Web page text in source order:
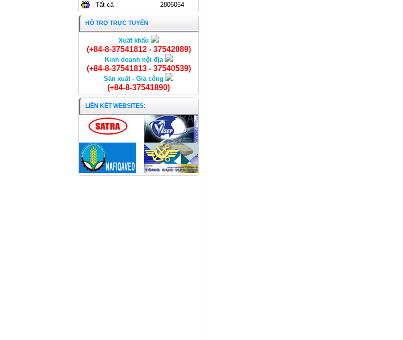
Khoai mỡ
Tất cả
2806064
HỖ TRỢ TRỰC TUYẾN
Xuất khẩu
(+84-8-37541812 - 37542089)
Kinh doanh nội địa
(+84-8-37541813 - 37540539)
Sản xuất - Gia công
(+84-8-37541890)
LIÊN KẾT WEBSITES: